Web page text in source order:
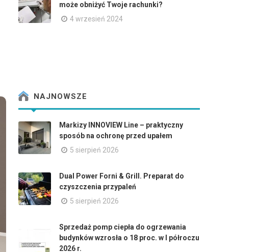
może obniżyć Twoje rachunki?
4 wrzesień 2024
NAJNOWSZE
Markizy INNOVIEW Line – praktyczny
sposób na ochronę przed upałem
5 sierpień 2026
Dual Power Forni & Grill. Preparat do
czyszczenia przypaleń
5 sierpień 2026
Sprzedaż pomp ciepła do ogrzewania
budynków wzrosła o 18 proc. w I półroczu
2026 r.